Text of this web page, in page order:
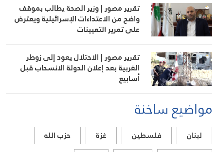
تقرير مصور | وزير الصحة يطالب بموقف
واضح من الاعتداءات الإسرائيلية ويعترض
على تمرير التعيينات
تقرير مصور | الاحتلال يعود إلى زوطر
الغربية بعد إعلان الدولة الانسحاب قبل
أسابيع
مواضيع ساخنة
لبنان فلسطين غزة
حزب الله